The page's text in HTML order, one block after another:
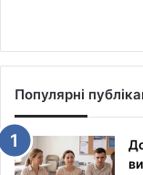
Популярні